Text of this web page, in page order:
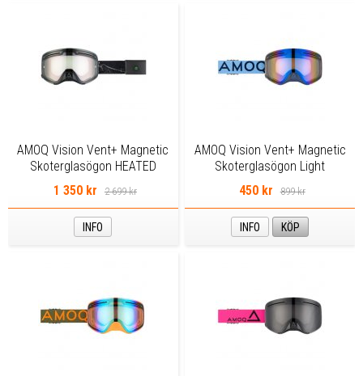
AMOQ Vision Vent+ Magnetic
Skoterglasögon HEATED
Blackout - Clear
1 350 kr 2 699 kr
INFO
AMOQ Vision Vent+ Magnetic
Skoterglasögon Light
Blue/Navy - Blue Mirror
450 kr 899 kr
INFO KÖP